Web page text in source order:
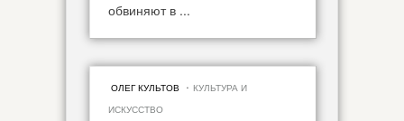
обвиняют в ...
ОЛЕГ КУЛЬТОВ · КУЛЬТУРА И
ИСКУССТВО